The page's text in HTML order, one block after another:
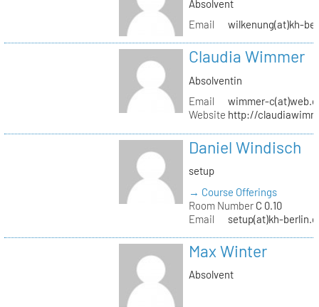
Absolvent
Email
wilkenung(at)kh-
Claudia Wimmer
Absolventin
Email
wimmer-
Website http://
Daniel Windisch
setup
→ Course Offerings
Room NumberC 0.10
Email
setup(at)kh-
Max Winter
Absolvent